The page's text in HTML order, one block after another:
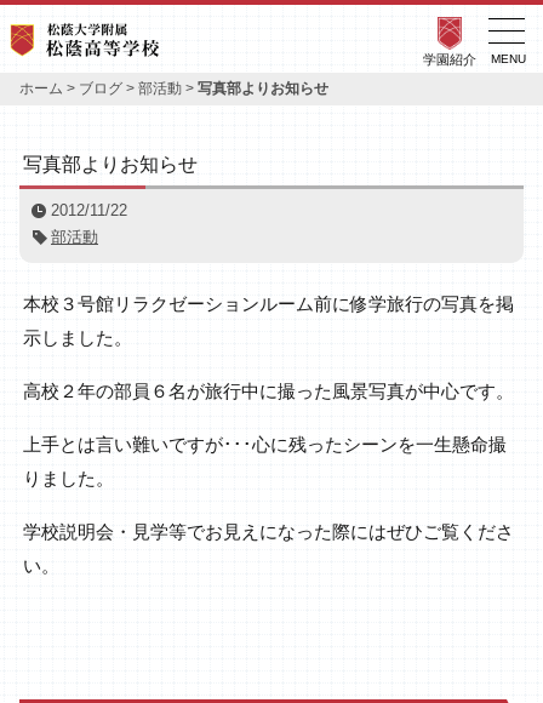
学園紹介
ホーム > ブログ > 部活動 > 写真部よりお知らせ
写真部よりお知らせ
2012/11/22
部活動
本校３号館リラクゼーションルーム前に修学旅行の写真を掲
示しました。
高校２年の部員６名が旅行中に撮った風景写真が中心です。
上手とは言い難いですが･･･心に残ったシーンを一生懸命撮
りました。
学校説明会・見学等でお見えになった際にはぜひご覧くださ
い。
MENU